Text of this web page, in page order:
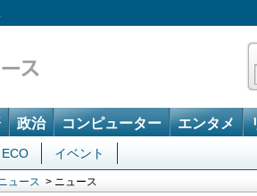
政治 コンピューター エンタメ
ECO イベント
ュース > ニュース